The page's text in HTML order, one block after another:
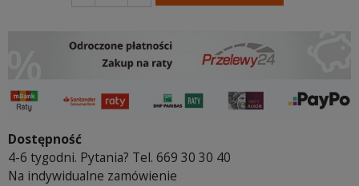
Dostępność
4-6 tygodni. Pytania? Tel. 669 30 30 40
Na indywidualne zamówienie